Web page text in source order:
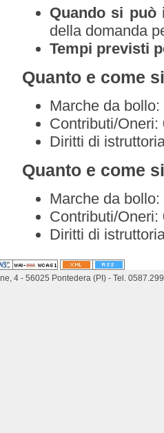
Quando si può
della domanda
Tempi previsti
Quanto e come
Marche da
Contributi/Oneri:
Diritti di
Quanto e come
Marche da
Contributi/Oneri:
Diritti di
4 - 56025 Pontedera (PI) - Tel.